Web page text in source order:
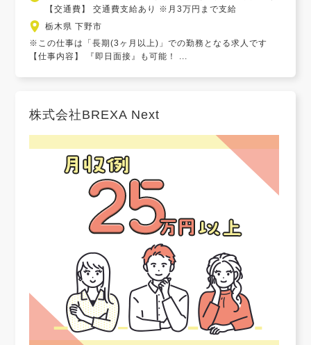
【交通費】 交通費支給あり ※月3万円まで支給
栃木県 下野市
※この仕事は「長期(3ヶ月以上)」での勤務となる求人です
【仕事内容】 『即日面接』も可能！ ...
株式会社BREXA Next